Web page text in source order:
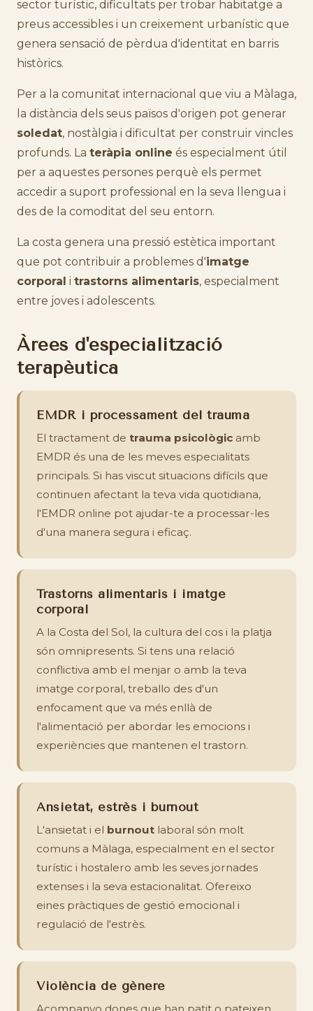
sector turístic, dificultats per trobar habitatge a
preus accessibles i un creixement urbanístic que
genera sensació de pèrdua d'identitat en barris
històrics.
Per a la comunitat internacional que viu a Màlaga,
la distància dels seus països d'origen pot generar
soledat, nostàlgia i dificultat per construir vincles
profunds. La teràpia online és especialment útil
per a aquestes persones perquè els permet
accedir a suport professional en la seva llengua i
des de la comoditat del seu entorn.
La costa genera una pressió estètica important
que pot contribuir a problemes d'imatge
corporal i trastorns alimentaris, especialment
entre joves i adolescents.
Àrees d'especialització
terapèutica
EMDR i processament del trauma
El tractament de trauma psicològic amb
EMDR és una de les meves especialitats
principals. Si has viscut situacions difícils que
continuen afectant la teva vida quotidiana,
l'EMDR online pot ajudar-te a processar-les
d'una manera segura i eficaç.
Trastorns alimentaris i imatge
corporal
A la Costa del Sol, la cultura del cos i la platja
són omnipresents. Si tens una relació
conflictiva amb el menjar o amb la teva
imatge corporal, treballo des d'un
enfocament que va més enllà de
l'alimentació per abordar les emocions i
experiències que mantenen el trastorn.
Ansietat, estrès i burnout
L'ansietat i el burnout laboral són molt
comuns a Màlaga, especialment en el sector
turístic i hostalero amb les seves jornades
extenses i la seva estacionalitat. Ofereixo
eines pràctiques de gestió emocional i
regulació de l'estrès.
Violència de gènere